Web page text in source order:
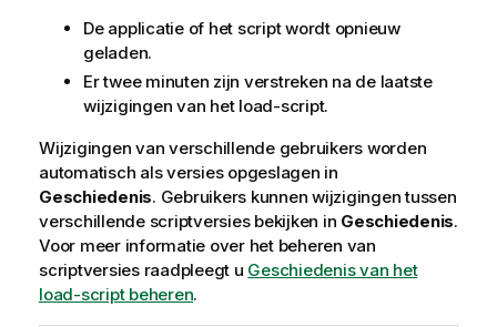
De applicatie of het script wordt opnieuw
geladen.
Er twee minuten zijn verstreken na de laatste
wijzigingen van het load-script.
Wijzigingen van verschillende gebruikers worden
automatisch als versies opgeslagen in
Geschiedenis. Gebruikers kunnen wijzigingen tussen
verschillende scriptversies bekijken in Geschiedenis.
Voor meer informatie over het beheren van
scriptversies raadpleegt u Geschiedenis van het
load-script beheren.